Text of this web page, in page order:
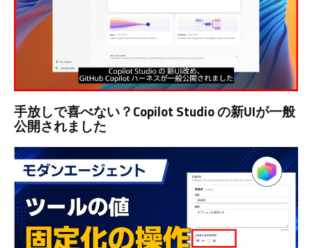
手放しで喜べない？Copilot Studio の新UIが一般
公開されました